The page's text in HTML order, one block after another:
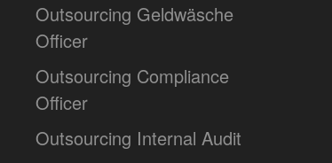
Outsourcing Geldwäsche
Officer
Outsourcing Compliance
Officer
Outsourcing Internal Audit